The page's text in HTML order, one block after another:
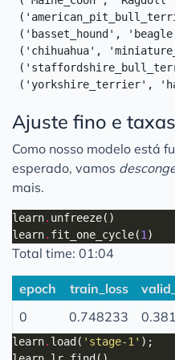
('basset_hound',
('chihuahua',
Ajuste fino e
Como nosso modelo está
esperado, vamos
mais.
learn.
learn. fit_one_cycle(1
Total time: 01:04
epoch train_loss
0
0.748233
learn. load( 'stage-1'